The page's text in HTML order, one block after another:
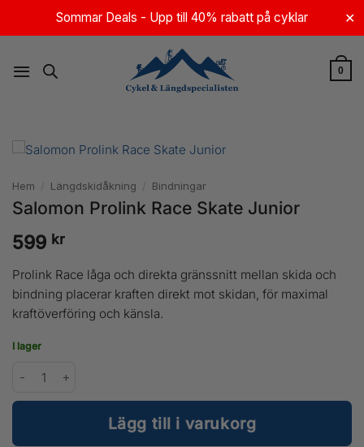
Sommar Deals - Upp till 40% rabatt på cyklar ✕
0
Hem / Längdskidåkning / Bindningar
Salomon Prolink Race Skate Junior
599 kr
Prolink Race låga och direkta gränssnitt mellan skida och
bindning placerar kraften direkt mot skidan, för maximal
kraftöverföring och känsla.
I lager
Lägg till i varukorg